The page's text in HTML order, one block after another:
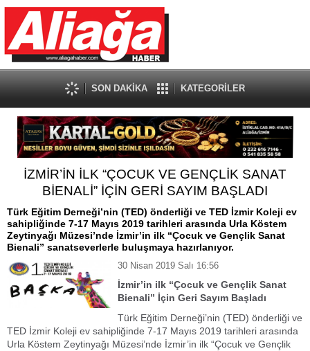
SON DAKİKA KATEGORİLER
İZMİR’İN İLK “ÇOCUK VE GENÇLİK SANAT
BİENALİ” İÇİN GERİ SAYIM BAŞLADI
Türk Eğitim Derneği’nin (TED) önderliği ve TED İzmir Koleji ev
sahipliğinde 7-17 Mayıs 2019 tarihleri arasında Urla Köstem
Zeytinyağı Müzesi’nde İzmir’in ilk “Çocuk ve Gençlik Sanat
Bienali” sanatseverlerle buluşmaya hazırlanıyor.
30 Nisan 2019 Salı 16:56
İzmir’in ilk “Çocuk ve Gençlik Sanat
Bienali” İçin Geri Sayım Başladı
Türk Eğitim Derneği’nin (TED) önderliği ve
TED İzmir Koleji ev sahipliğinde 7-17 Mayıs 2019 tarihleri arasında
Urla Köstem Zeytinyağı Müzesi’nde İzmir’in ilk “Çocuk ve Gençlik